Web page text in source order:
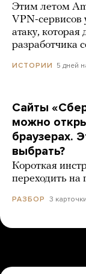
Этим летом
VPN-
атаку,
разработчика
ИСТОРИИ 5 дней
Сайты
можно
браузерах.
выбрать?
Короткая
переходить на
РАЗБОР 3 карточки